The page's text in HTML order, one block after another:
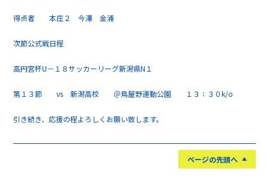
得点者 本庄２ 今澤 金浦
次節公式戦日程
高円宮杯U－１８サッカーリーグ新潟県N１
第１３節 vs 新潟高校 ＠鳥屋野運動公園 １３：３０k/o
引き続き、応援の程よろしくお願い致します。
ページの先頭へ